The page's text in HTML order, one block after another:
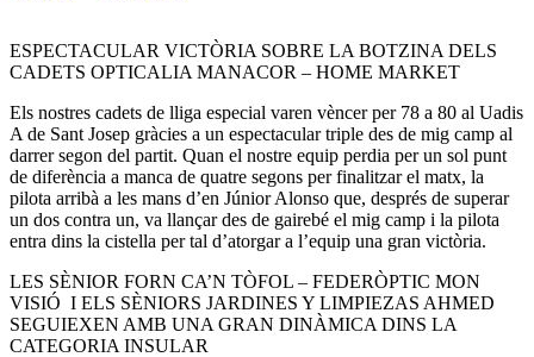
ESPECTACULAR VICTÒRIA SOBRE LA BOTZINA DELS
CADETS OPTICALIA MANACOR – HOME MARKET
Els nostres cadets de lliga especial varen vèncer per 78 a 80 al Uadis
A de Sant Josep gràcies a un espectacular triple des de mig camp al
darrer segon del partit. Quan el nostre equip perdia per un sol punt
de diferència a manca de quatre segons per finalitzar el matx, la
pilota arribà a les mans d’en Júnior Alonso que, després de superar
un dos contra un, va llançar des de gairebé el mig camp i la pilota
entra dins la cistella per tal d’atorgar a l’equip una gran victòria.
LES SÈNIOR FORN CA’N TÒFOL – FEDERÒPTIC MON
VISIÓ I ELS SÈNIORS JARDINES Y LIMPIEZAS AHMED
SEGUIEXEN AMB UNA GRAN DINÀMICA DINS LA
CATEGORIA INSULAR